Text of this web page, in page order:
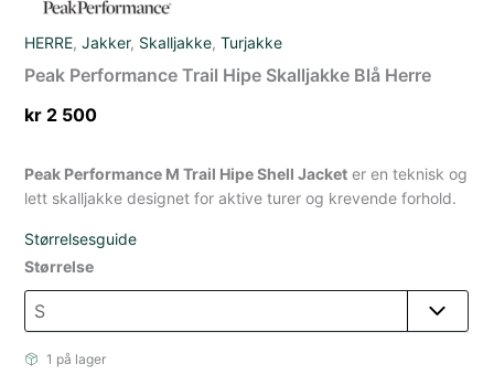
HERRE,Jakker, Skalljakke,Turjakke
Peak Performance Trail Hipe Skalljakke Blå Herre
kr 2 500
Peak Performance M Trail Hipe Shell Jacket er en teknisk og
lett skalljakke designet for aktive turer og krevende forhold.
Størrelsesguide
Størrelse
1 på lager